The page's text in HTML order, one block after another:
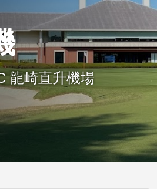
龍崎直升機場